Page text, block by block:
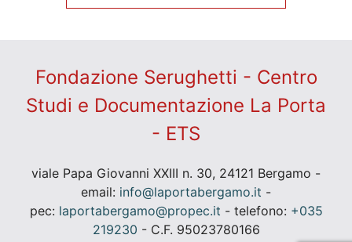
Fondazione Serughetti - Centro
Studi e Documentazione La Porta
- ETS
viale Papa Giovanni XXIII n. 30, 24121 Bergamo -
email: info@laportabergamo.it -
pec: laportabergamo@propec.it - telefono: +035
219230 - C.F. 95023780166